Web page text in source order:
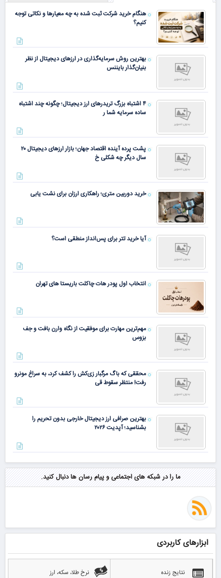
هنگام خرید شرکت ثبت شده به چه معیارها و نکاتی توجه
کنیم؟
بهترین روش سرمایه‌گذاری در ارزهای دیجیتال از نظر
بنیان‌گذار بایننس
۴ اشتباه بزرگ تریدرهای ارز دیجیتال؛ چگونه چند اشتباه
ساده سرمایه شما ر
پشت پرده آینده اقتصاد جهان؛ بازار ارزهای دیجیتال ۲۰
سال دیگر چه شکلی خ
خرید دوربین متری؛ راهکاری ارزان برای نشت یابی
آیا خرید تتر برای پس‌انداز منطقی است؟
انتخاب اول پودر هات چاکلت باریستا های تهران
مهم‌ترین مهارت برای موفقیت از نگاه وارن بافت و جف
بزوس
محققی که باگ مرگبار زی‌کش را کشف کرد، به سراغ مونرو
رفت! منتظر سقوط قی
بهترین صرافی ارز دیجیتال خارجی بدون تحریم را
بشناسید؛ آپدیت ۲۰۲۶
ما را در شبکه های اجتماعی و پیام رسان ها دنبال کنید.
ابزارهای کاربردی
نتایج زنده نرخ طلا، سکه، ارز